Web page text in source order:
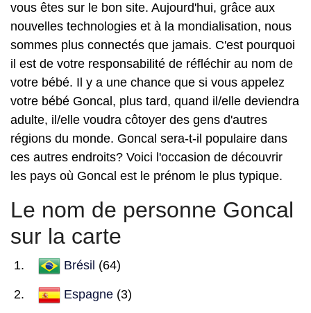
vous êtes sur le bon site. Aujourd'hui, grâce aux
nouvelles technologies et à la mondialisation, nous
sommes plus connectés que jamais. C'est pourquoi
il est de votre responsabilité de réfléchir au nom de
votre bébé. Il y a une chance que si vous appelez
votre bébé Goncal, plus tard, quand il/elle deviendra
adulte, il/elle voudra côtoyer des gens d'autres
régions du monde. Goncal sera-t-il populaire dans
ces autres endroits? Voici l'occasion de découvrir
les pays où Goncal est le prénom le plus typique.
Le nom de personne Goncal
sur la carte
Brésil (64)
Espagne (3)